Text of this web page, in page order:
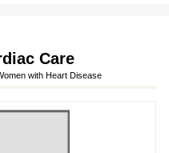
Care
with Heart Disease